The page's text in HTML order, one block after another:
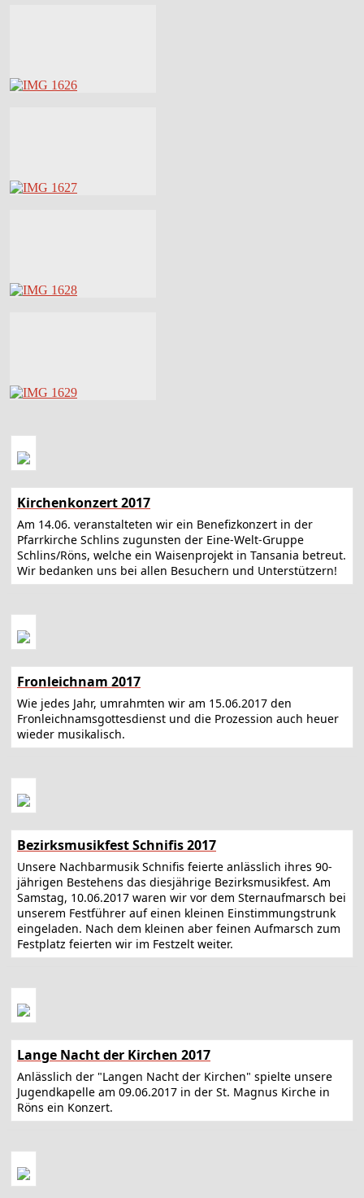
Kirchenkonzert 2017
Am 14.06. veranstalteten wir ein Benefizkonzert in der
Pfarrkirche Schlins zugunsten der Eine-Welt-Gruppe
Schlins/Röns, welche ein Waisenprojekt in Tansania betreut.
Wir bedanken uns bei allen Besuchern und Unterstützern!
Fronleichnam 2017
Wie jedes Jahr, umrahmten wir am 15.06.2017 den
Fronleichnamsgottesdienst und die Prozession auch heuer
wieder musikalisch.
Bezirksmusikfest Schnifis 2017
Unsere Nachbarmusik Schnifis feierte anlässlich ihres 90-
jährigen Bestehens das diesjährige Bezirksmusikfest. Am
Samstag, 10.06.2017 waren wir vor dem Sternaufmarsch bei
unserem Festführer auf einen kleinen Einstimmungstrunk
eingeladen. Nach dem kleinen aber feinen Aufmarsch zum
Festplatz feierten wir im Festzelt weiter.
Lange Nacht der Kirchen 2017
Anlässlich der "Langen Nacht der Kirchen" spielte unsere
Jugendkapelle am 09.06.2017 in der St. Magnus Kirche in
Röns ein Konzert.